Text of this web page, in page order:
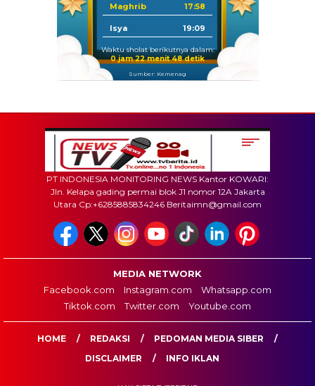
Maghrib 17:58
Isya 19:09
Waktu sholat berikutnya dalam:
0 jam 22 menit 47 detik
Sumber: Kemenag
PT INDONESIA MONITORING NEWS Kantor KOWARI:
Jln. Kelapa gading permai blok J1 nomor 12A Jakarta
Utara Cp:+6285885834246 Beritaimn@gmail.com
MEDIA NETWORK
Facebook.com
Instagram.com
Whatsapp.com
Tiktok.com
Twitter.com Youtube.com
HOME REDAKSI
PEDOMAN MEDIA SIBER
DISCLAIMER
INFO IKLAN